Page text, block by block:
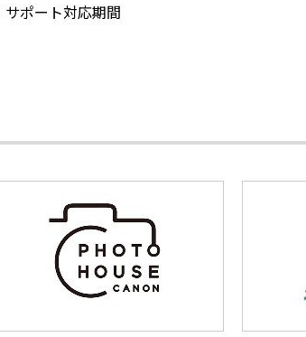
サポート対応期間